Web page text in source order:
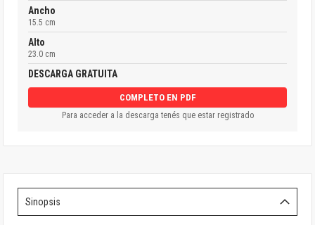
Ancho
15.5 cm
Alto
23.0 cm
DESCARGA GRATUITA
COMPLETO EN PDF
Para acceder a la descarga tenés que estar registrado
Sinopsis